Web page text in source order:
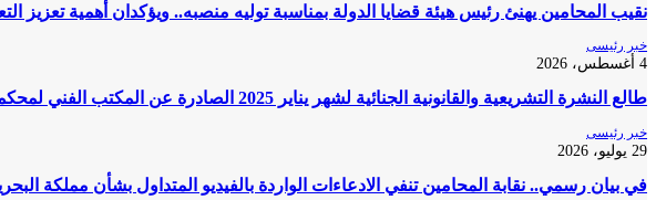
نقيب المحامين يهنئ رئيس هيئة قضايا الدولة بمناسبة توليه منصبه.. ويؤكدان أهمية تعزيز
خبر رئيسى
4 أغسطس، 2026
طالع النشرة التشريعية والقانونية الجنائية لشهر يناير 2025 الصادرة عن المكتب الفني لمحكمة النقض
خبر رئيسى
29 يوليو، 2026
في بيان رسمي.. نقابة المحامين تنفي الادعاءات الواردة بالفيديو المتداول بشأن مملكة